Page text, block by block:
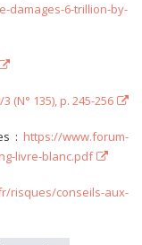
damages-6-trillion-by-
(N° 135), p. 245-256
: https://www.forum-
livre-blanc.pdf
risques/conseils-aux-